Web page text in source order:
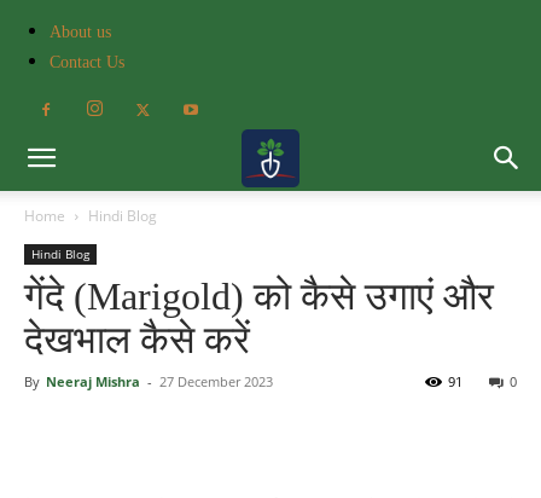
About us
Contact Us
Home Hindi Blog
Hindi Blog
गेंदे (Marigold) को कैसे उगाएं और
देखभाल कैसे करें
By Neeraj Mishra - 27 December 2023 0
91